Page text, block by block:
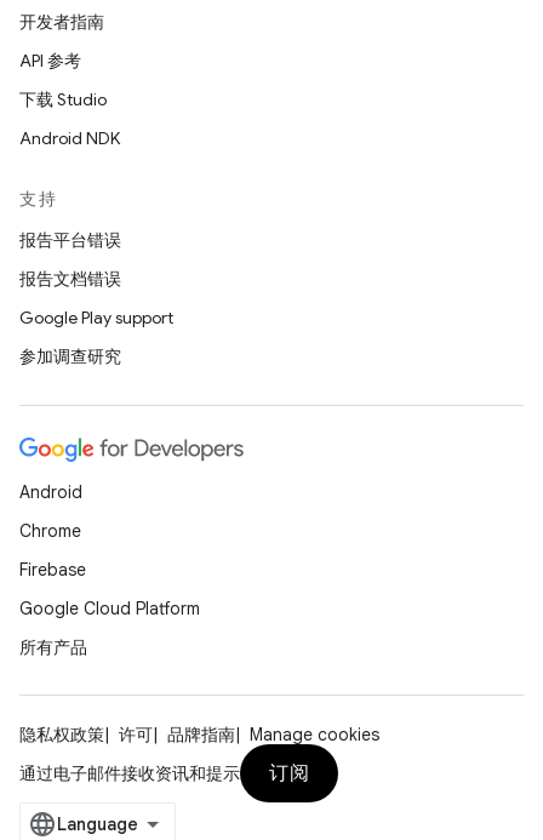
开发者指南
API 参考
下载 Studio
Android NDK
支持
报告平台错误
报告文档错误
Google Play support
参加调查研究
Android
Chrome
Firebase
Google Cloud Platform
所有产品
隐私权政策 许可 品牌指南
Manage cookies
通过电子邮件接收资讯和提示
订阅